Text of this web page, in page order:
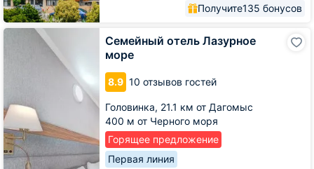
Получите135 бонусов
Семейный отель Лазурное
море
8.9 10 отзывов гостей
Головинка, 21.1 км от Дагомыс
400 м от Черного моря
Горящее предложение
Первая линия
Семейный